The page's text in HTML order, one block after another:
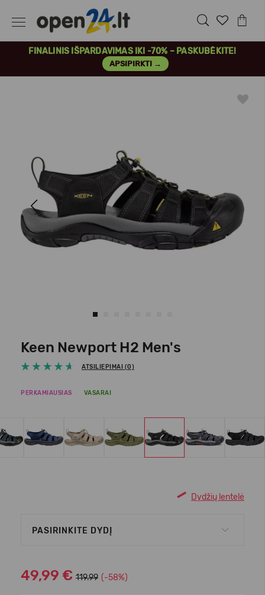
FINALINIS IŠPARDAVIMAS IKI -70% – PASKUBĖKITE!
APSIPIRKTI →
Previous Next
Keen Newport H2 Men's
ATSILIEPIMAI (0)
PERKAMIAUSIAS VASARAI
Dydžių lentelė
PASIRINKITE DYDĮ
49,99 € 119.99 (-58%)